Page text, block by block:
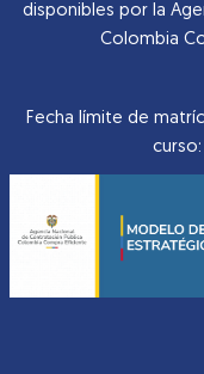
disponibles por la
Colombia
Fecha límite de